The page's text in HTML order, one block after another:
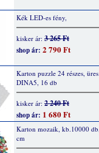
Kék LED-es fény,
kisker ár: 3 265 Ft
shop ár: 2 790 Ft
Karton puzzle 24 részes,
DINA5, 16 db
kisker ár: 2 240 Ft
shop ár: 1 680 Ft
Karton mozaik, kb.10000
cm